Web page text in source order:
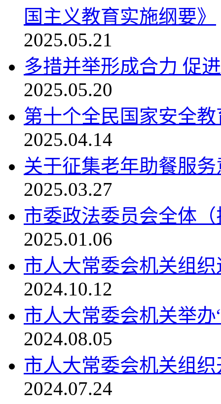
国主义教育实施纲要》
2025.05.21
多措并举形成合力 促
2025.05.20
第十个全民国家安全
2025.04.14
关于征集老年助餐服
2025.03.27
市委政法委员会全体
2025.01.06
市人大常委会机关组
2024.10.12
市人大常委会机关举
2024.08.05
市人大常委会机关组
2024.07.24